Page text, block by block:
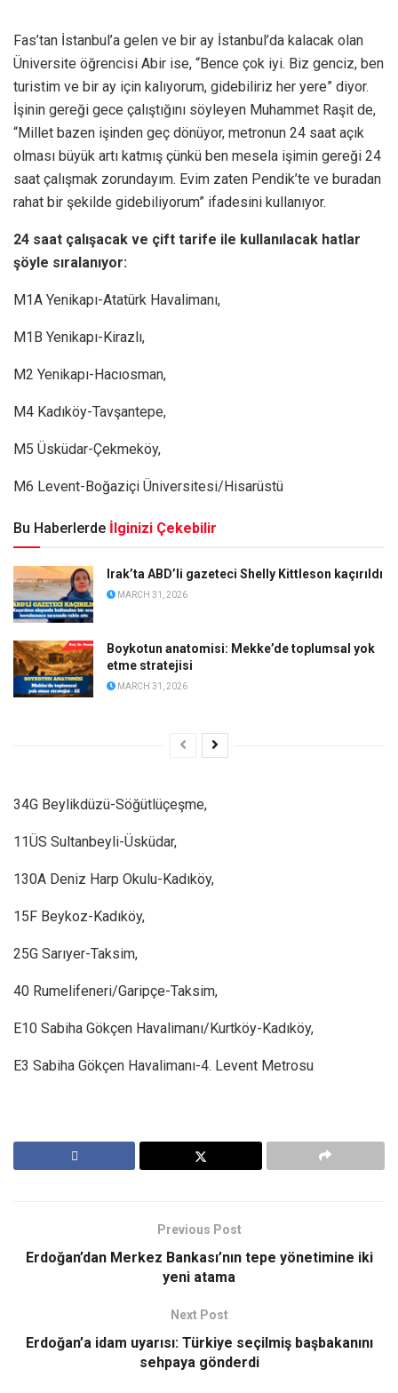
Fas’tan İstanbul’a gelen ve bir ay İstanbul’da kalacak olan
Üniversite öğrencisi Abir ise, “Bence çok iyi. Biz genciz, ben
turistim ve bir ay için kalıyorum, gidebiliriz her yere” diyor.
İşinin gereği gece çalıştığını söyleyen Muhammet Raşit de,
“Millet bazen işinden geç dönüyor, metronun 24 saat açık
olması büyük artı katmış çünkü ben mesela işimin gereği 24
saat çalışmak zorundayım. Evim zaten Pendik’te ve buradan
rahat bir şekilde gidebiliyorum” ifadesini kullanıyor.
24 saat çalışacak ve çift tarife ile kullanılacak hatlar
şöyle sıralanıyor:
M1A Yenikapı-Atatürk Havalimanı,
M1B Yenikapı-Kirazlı,
M2 Yenikapı-Hacıosman,
M4 Kadıköy-Tavşantepe,
M5 Üsküdar-Çekmeköy,
M6 Levent-Boğaziçi Üniversitesi/Hisarüstü
Bu Haberlerde İlginizi Çekebilir
Irak’ta ABD’li gazeteci Shelly Kittleson kaçırıldı
MARCH 31, 2026
Boykotun anatomisi: Mekke’de toplumsal yok
etme stratejisi
MARCH 31, 2026
34G Beylikdüzü-Söğütlüçeşme,
11ÜS Sultanbeyli-Üsküdar,
130A Deniz Harp Okulu-Kadıköy,
15F Beykoz-Kadıköy,
25G Sarıyer-Taksim,
40 Rumelifeneri/Garipçe-Taksim,
E10 Sabiha Gökçen Havalimanı/Kurtköy-Kadıköy,
E3 Sabiha Gökçen Havalimanı-4. Levent Metrosu
Previous Post
Erdoğan’dan Merkez Bankası’nın tepe yönetimine iki
yeni atama
Next Post
Erdoğan’a idam uyarısı: Türkiye seçilmiş başbakanını
sehpaya gönderdi